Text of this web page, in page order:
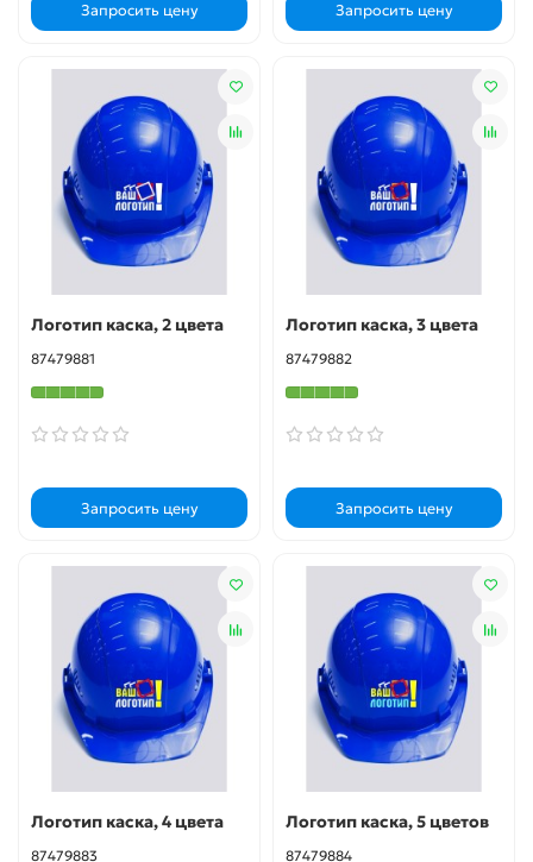
Запросить цену Запросить цену
Логотип каска, 2 цвета
87479881
Запросить цену
Логотип каска, 3 цвета
87479882
Запросить цену
Логотип каска, 4 цвета
87479883
Логотип каска, 5 цветов
87479884